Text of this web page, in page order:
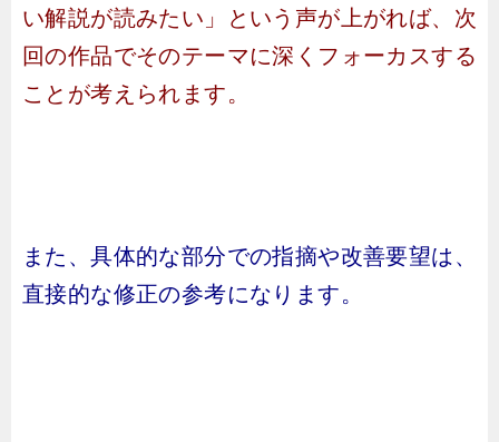
い解説が読みたい」という声が上がれば、次
回の作品でそのテーマに深くフォーカスする
ことが考えられます。
また、具体的な部分での指摘や改善要望は、
直接的な修正の参考になります。